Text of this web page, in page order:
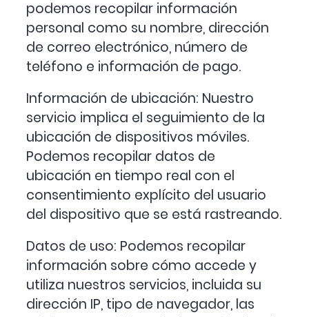
podemos recopilar información
personal como su nombre, dirección
de correo electrónico, número de
teléfono e información de pago.
Información de ubicación: Nuestro
servicio implica el seguimiento de la
ubicación de dispositivos móviles.
Podemos recopilar datos de
ubicación en tiempo real con el
consentimiento explícito del usuario
del dispositivo que se está rastreando.
Datos de uso: Podemos recopilar
información sobre cómo accede y
utiliza nuestros servicios, incluida su
dirección IP, tipo de navegador, las